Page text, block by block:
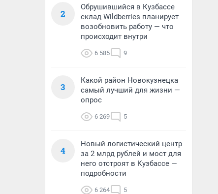
2
Обрушившийся в Кузбассе
склад Wildberries планирует
возобновить работу — что
происходит внутри
6 585 9
3
Какой район Новокузнецка
самый лучший для жизни —
опрос
6 269 5
4
Новый логистический центр
за 2 млрд рублей и мост для
него отстроят в Кузбассе —
подробности
6 264 5